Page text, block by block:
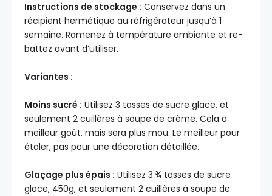
Instructions de stockage : Conservez dans un
récipient hermétique au réfrigérateur jusqu’à 1
semaine. Ramenez à température ambiante et re-
battez avant d’utiliser.
Variantes :
Moins sucré : Utilisez 3 tasses de sucre glace, et
seulement 2 cuillères à soupe de crème. Cela a
meilleur goût, mais sera plus mou. Le meilleur pour
étaler, pas pour une décoration détaillée.
Glaçage plus épais : Utilisez 3 ¾ tasses de sucre
glace, 450g, et seulement 2 cuillères à soupe de